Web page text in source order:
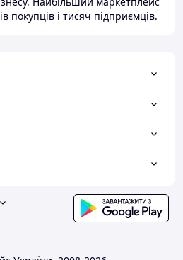
покупців і тисяч підприємців.